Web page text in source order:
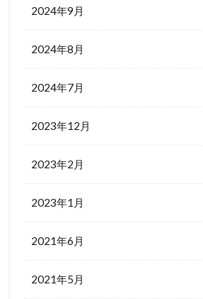
2024年9月
2024年8月
2024年7月
2023年12月
2023年2月
2023年1月
2021年6月
2021年5月